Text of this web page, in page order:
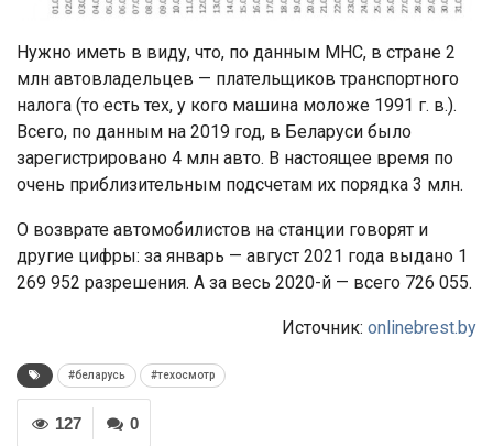
Нужно иметь в виду, что, по данным МНС, в стране 2
млн автовладельцев — плательщиков транспортного
налога (то есть тех, у кого машина моложе 1991 г. в.).
Всего, по данным на 2019 год, в Беларуси было
зарегистрировано 4 млн авто. В настоящее время по
очень приблизительным подсчетам их порядка 3 млн.
О возврате автомобилистов на станции говорят и
другие цифры: за январь — август 2021 года выдано 1
269 952 разрешения. А за весь 2020-й — всего 726 055.
Источник: onlinebrest.by
#беларусь #техосмотр
0
127